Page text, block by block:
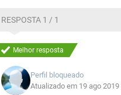
RESPOSTA 1 / 1
Melhor resposta
Perfil bloqueado
Atualizado em 19 ago